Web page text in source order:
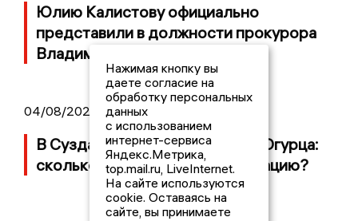
Юлию Калистову официально
представили в должности прокурора
Владимирской области
04/08/2026 09:01
В Суздале прошёл Фестиваль Огурца:
сколько потратили на организацию?
Нажимая кнопку вы
даете согласие на
обработку персональных
данных
с использованием
интернет-сервиса
Яндекс.Метрика,
top.mail.ru, LiveInternet.
На сайте используются
cookie. Оставаясь на
сайте, вы принимаете